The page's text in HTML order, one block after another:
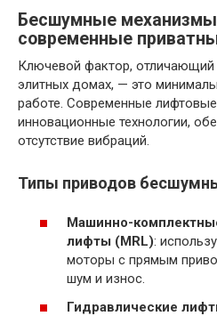
Бесшумные
современные
Ключевой фактор, отличающий
элитных домах, — это
работе. Современные
инновационные технологии,
отсутствие вибраций.
Типы приводов
Машинно-
лифты (MRL):
моторы с прямым
шум и износ.
Гидравлические